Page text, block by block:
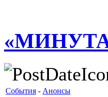
События - Анонсы